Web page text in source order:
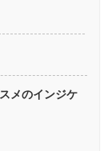
メのインジケ